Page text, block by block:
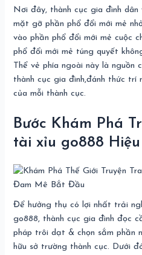
Nơi đây, thành cục gia đình dân
mặt gỡ phần phổ đổi mới mẻ
vào phần phổ đổi mới mẻ cuộc
phổ đổi mới mẻ túng quyết
Thể vẻ phía ngoài này là nguồn
thành cục gia đình,đánh thức trí
của mỗi thành cục.
Bước Khám Phá
tài xỉu go888
Để hưởng thụ có lợi nhất trải
go888, thành cục gia đình đọc
pháp trôi dạt & chọn sắm phần
hữu sở trường thành cục. Dưới